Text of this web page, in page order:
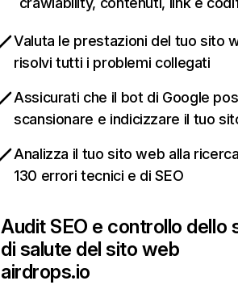
Valuta le prestazioni del tuo sito
risolvi tutti i problemi collegati
Assicurati che il bot di Google
scansionare e indicizzare il tuo
Analizza il tuo sito web alla
130 errori tecnici e di SEO
Audit SEO e controllo dello
di salute del sito web
airdrops.io